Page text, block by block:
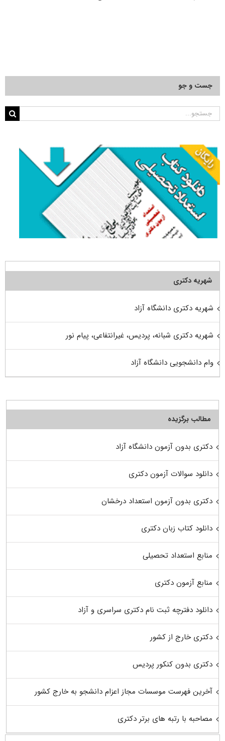
جست و جو
جستجو
شهریه دکتری
شهریه دکتری دانشگاه آزاد
شهریه دکتری شبانه، پردیس، غیرانتفاعی، پیام نور
وام دانشجویی دانشگاه آزاد
مطالب برگزیده
دکتری بدون آزمون دانشگاه آزاد
دانلود سوالات آزمون دکتری
دکتری بدون آزمون استعداد درخشان
دانلود کتاب زبان دکتری
منابع استعداد تحصیلی
منابع آزمون دکتری
دانلود دفترچه ثبت نام دکتری سراسری و آزاد
دکتری خارج از کشور
دکتری بدون کنکور پردیس
آخرین فهرست موسسات مجاز اعزام دانشجو به خارج کشور
مصاحبه با رتبه های برتر دکتری